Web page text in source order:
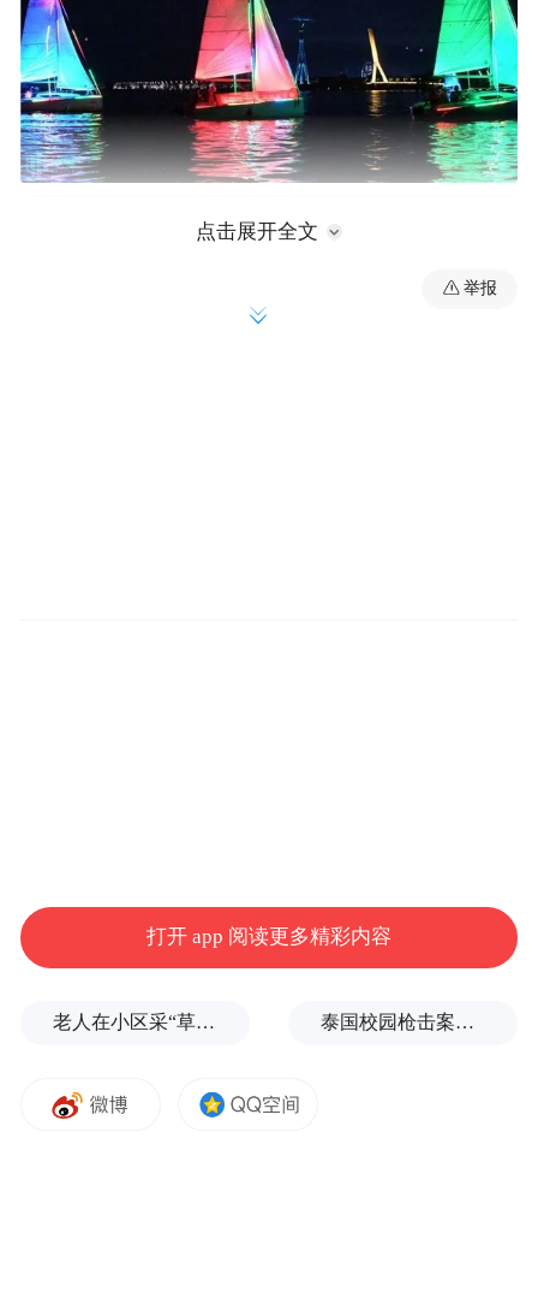
点击展开全文
举报
打开 app 阅读更多精彩内容
老人在小区采“草药”煮水，妻子喝了昏迷进医院ICU，儿子则精神错乱、摔得遍体鳞伤 泰国校园枪击案致9死，枪手父亲道歉